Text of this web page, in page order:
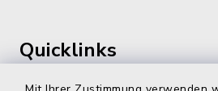
Quicklinks